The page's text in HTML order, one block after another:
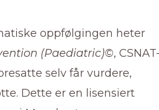
oppfølgingen heter
(Paediatric)©,
selv får vurdere,
Dette er en lisensiert